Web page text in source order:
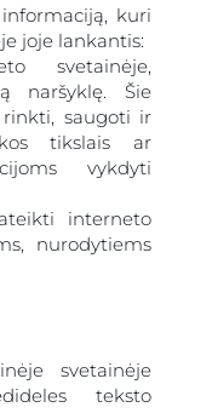
kuri
joje lankantis:
svetainėje,
naršyklę. Šie
saugoti ir
tikslais ar
vykdyti
interneto
nurodytiems
svetainėje
teksto